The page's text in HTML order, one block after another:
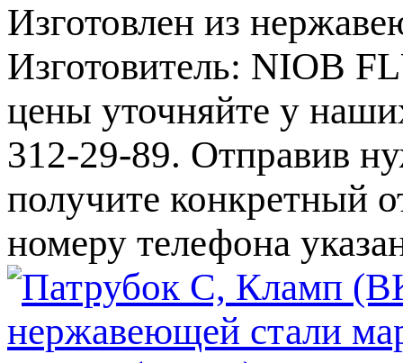
Изготовлен из
Изготовитель: NIOB
цены уточняйте у
312-29-89. Отправив
получите конкретный
номеру телефона